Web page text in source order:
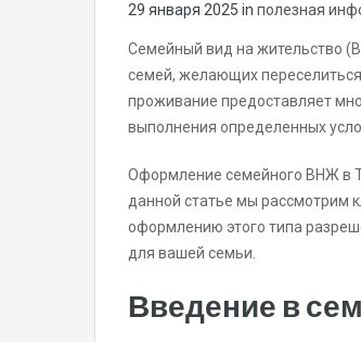
29 января 2025 in полезная
Семейный вид на жительство
семей, желающих
проживание предоставляет
выполнения определенных
Оформление семейного ВНЖ в
данной статье мы рассмотрим
оформлению этого типа
для вашей семьи.
Введение в